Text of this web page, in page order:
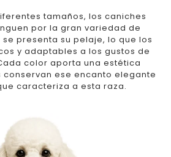
tamaños, los caniches
por la gran variedad de
presenta su pelaje, lo que los
y adaptables a los gustos de
color aporta una estética
ese encanto elegante
caracteriza a esta raza.